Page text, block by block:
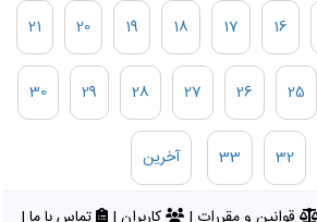
16
17
18
19
20
21
25
26
27
28
29
30
32
33 آخرین